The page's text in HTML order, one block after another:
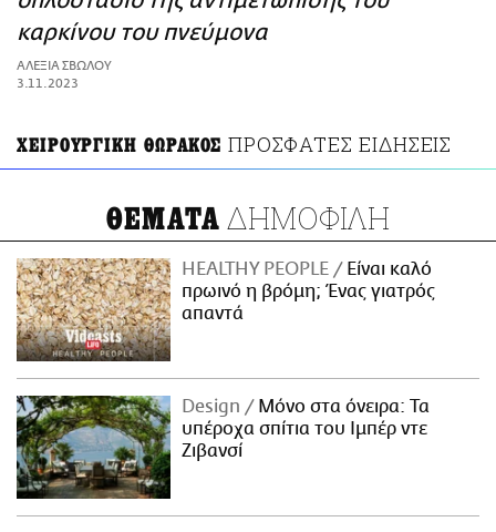
ΑΜΠΑ
PRINT
καρκίνου του πνεύμονα
ΑΛΕΞΙΑ ΣΒΩΛΟΥ
3.11.2023
ΧΕΙΡΟΥΡΓΙΚΗ ΘΩΡΑΚΟΣ ΠΡΟΣΦΑΤΕΣ ΕΙΔΗΣΕΙΣ
ΘΕΜΑΤΑ ΔΗΜΟΦΙΛΗ
HEALTHY PEOPLE
Είναι καλό
πρωινό η βρόμη; Ένας γιατρός
απαντά
Design
Μόνο στα όνειρα: Τα
υπέροχα σπίτια του Ιμπέρ ντε
Ζιβανσί